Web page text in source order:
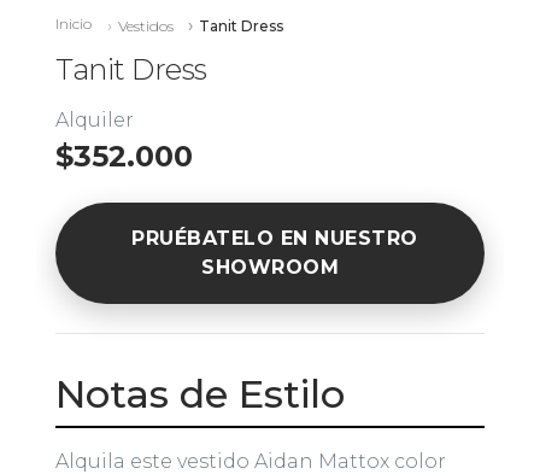
Inicio Vestidos Tanit Dress
Tanit Dress
Alquiler
$352.000
PRUÉBATELO EN NUESTRO
SHOWROOM
Notas de Estilo
Alquila este vestido Aidan Mattox color